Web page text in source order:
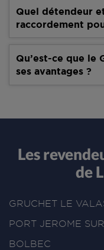
Quel détendeur
raccordement
Qu’est-ce que le
ses avantages ?
Les
de
GRUCHET LE
PORT JEROME
BOLBEC